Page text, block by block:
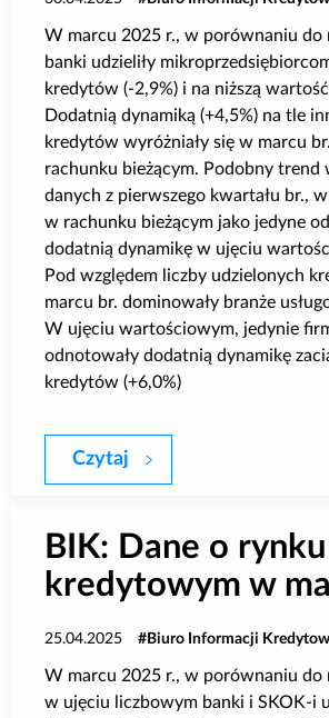
W marcu 2025 r., w porównaniu do
banki udzieliły
kredytów (-2,9%) i na niższą
Dodatnią dynamiką (+4,5%) na tle
kredytów wyróżniały się w marcu
rachunku bieżącym. Podobny trend
danych z pierwszego kwartału br.,
w rachunku bieżącym jako jedyne
dodatnią dynamikę w ujęciu
Pod względem liczby udzielonych
marcu br. dominowały branże
W ujęciu wartościowym, jedynie
odnotowały dodatnią dynamikę
kredytów (+6,0%)
Czytaj BIK: Sprzedaż
BIK: Dane o rynku
kredytowym w
25.04.2025 Biuro Informacji
W marcu 2025 r., w porównaniu do
w ujęciu liczbowym banki i SKOK-i